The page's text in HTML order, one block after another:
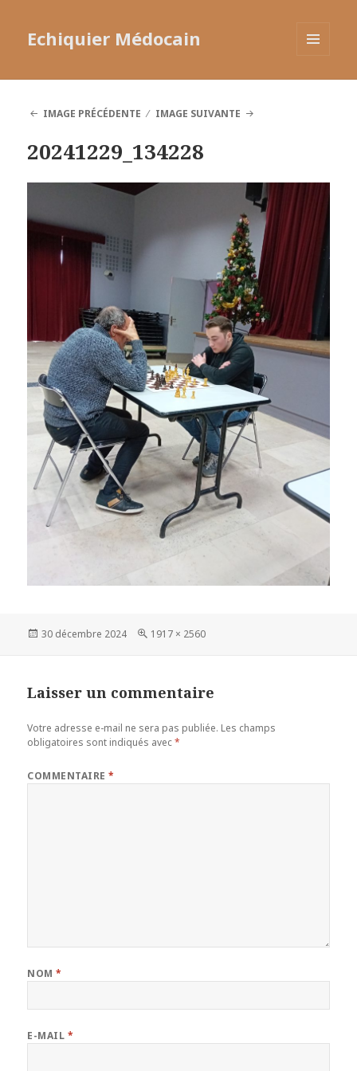
Echiquier Médocain
IMAGE PRÉCÉDENTE
IMAGE SUIVANTE
20241229_134228
Publié
30 décembre 2024
Taille
1917 × 2560
Laisser un commentaire
Votre adresse e-mail ne sera pas publiée. Les champs
obligatoires sont indiqués avec*
COMMENTAIRE*
NOM*
E-MAIL *